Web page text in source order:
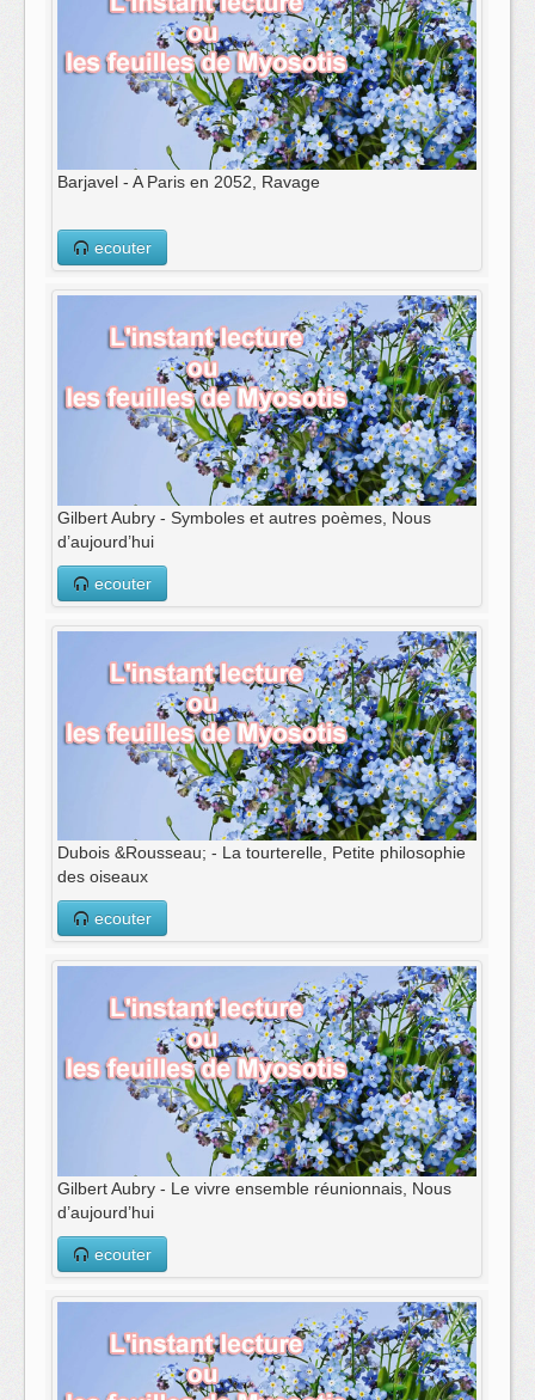
Barjavel - A Paris en 2052, Ravage
ecouter
Gilbert Aubry - Symboles et autres poèmes, Nous
d’aujourd’hui
ecouter
Dubois &Rousseau; - La tourterelle, Petite philosophie
des oiseaux
ecouter
Gilbert Aubry - Le vivre ensemble réunionnais, Nous
d’aujourd’hui
ecouter